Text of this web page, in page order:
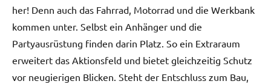
her! Denn auch das Fahrrad, Motorrad und die Werkbank
kommen unter. Selbst ein Anhänger und die
Partyausrüstung finden darin Platz. So ein Extraraum
erweitert das Aktionsfeld und bietet gleichzeitig Schutz
vor neugierigen Blicken. Steht der Entschluss zum Bau,